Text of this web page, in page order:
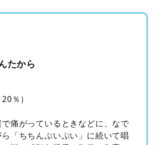
たから
％）
痛がっているときなどに、なで
「ちちんぷいぷい」に続いて唱